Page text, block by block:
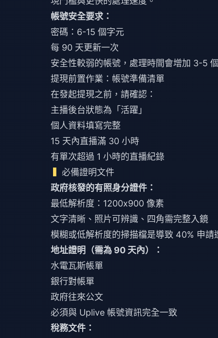
帳號安全要求：
密碼：6-15 個字元
每 90 天更新一次
安全性較弱的帳號，處理時間會增加 3-5
提現前置作業：帳號準備清單
在發起提現之前，請確認：
主播後台狀態為「活躍」
個人資料填寫完整
15 天內直播滿 30 小時
有單次超過 1 小時的直播紀錄
必備證明文件
政府核發的有照身分證件：
最低解析度：1200x900 像素
文字清晰、照片可辨識、四角需完整入鏡
模糊或低解析度的掃描檔是導致 40% 申請
地址證明（需為 90 天內）：
水電瓦斯帳單
銀行對帳單
政府往來公文
必須與 Uplive 帳號資訊完全一致
稅務文件：